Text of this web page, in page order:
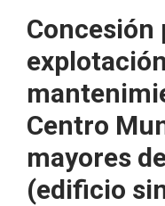
Concesión
Centro
mayores
(edificio